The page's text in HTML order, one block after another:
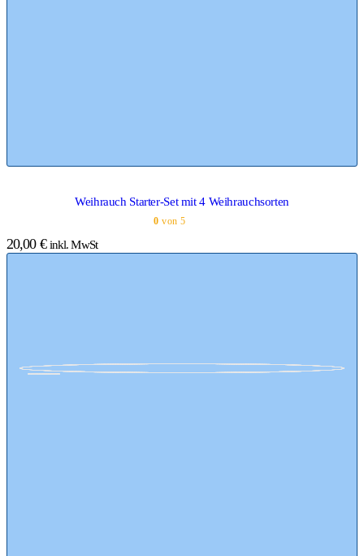
Weihrauch Starter-Set mit 4 Weihrauchsorten
0 von 5
20,00 € inkl. MwSt